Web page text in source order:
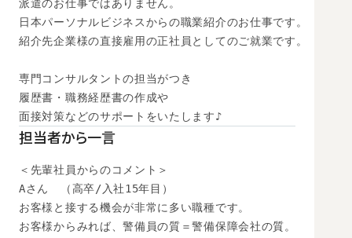
派遣のお仕事ではありません。
日本パーソナルビジネスからの職業紹介のお仕事です。
紹介先企業様の直接雇用の正社員としてのご就業です。
専門コンサルタントの担当がつき
履歴書・職務経歴書の作成や
面接対策などのサポートをいたします♪
担当者から一言
＜先輩社員からのコメント＞
Aさん　（高卒/入社15年目）
お客様と接する機会が非常に多い職種です。
お客様からみれば、警備員の質＝警備保障会社の質。